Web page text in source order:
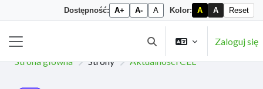
Dostępność: A+ A- A Kolor: A A Reset
Przełącznik wyszukiwarki
Zaloguj się
Strona główna
Strony Aktualności CEL